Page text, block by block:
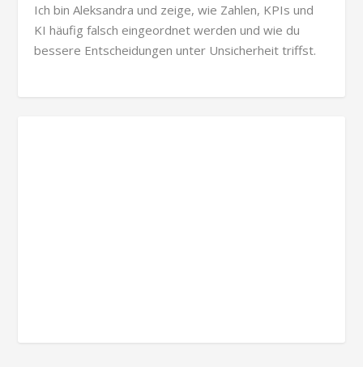
Ich bin Aleksandra und zeige, wie Zahlen, KPIs und
KI häufig falsch eingeordnet werden und wie du
bessere Entscheidungen unter Unsicherheit triffst.